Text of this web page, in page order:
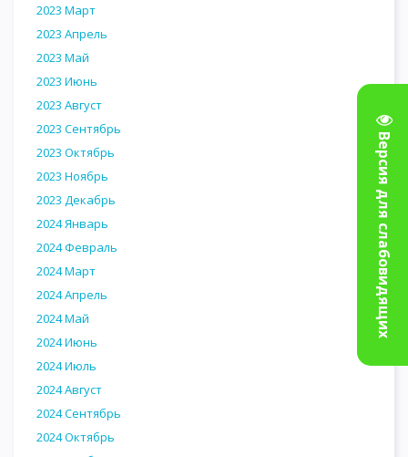
Версия для слабовидящих
2023 Март
2023 Апрель
2023 Май
2023 Июнь
2023 Август
2023 Сентябрь
2023 Октябрь
2023 Ноябрь
2023 Декабрь
2024 Январь
2024 Февраль
2024 Март
2024 Апрель
2024 Май
2024 Июнь
2024 Июль
2024 Август
2024 Сентябрь
2024 Октябрь